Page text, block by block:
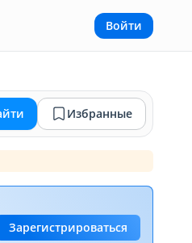
Войти
Избранные
Зарегистрироваться